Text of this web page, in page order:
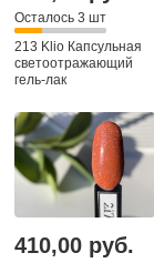
Осталось 3 шт
213 Klio Капсульная
светоотражающий
гель-лак
410,00 руб.